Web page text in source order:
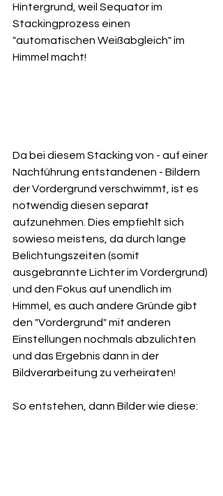
Hintergrund, weil Sequator im
Stackingprozess einen
"automatischen Weißabgleich" im
Himmel macht!
Da bei diesem Stacking von - auf einer
Nachführung entstandenen - Bildern
der Vordergrund verschwimmt, ist es
notwendig diesen separat
aufzunehmen. Dies empfiehlt sich
sowieso meistens, da durch lange
Belichtungszeiten (somit
ausgebrannte Lichter im Vordergrund)
und den Fokus auf unendlich im
Himmel, es auch andere Gründe gibt
den "Vordergrund" mit anderen
Einstellungen nochmals abzulichten
und das Ergebnis dann in der
Bildverarbeitung zu verheiraten!
So entstehen, dann Bilder wie diese: